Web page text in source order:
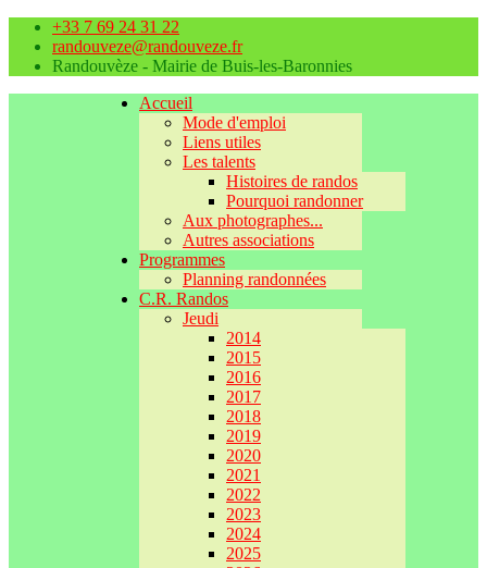
+33 7 69 24 31 22
randouveze@randouveze.fr
Randouvèze - Mairie de Buis-les-Baronnies
Accueil
Mode d'emploi
Liens utiles
Les talents
Histoires de randos
Pourquoi randonner
Aux photographes...
Autres associations
Programmes
Planning randonnées
C.R. Randos
Jeudi
2014
2015
2016
2017
2018
2019
2020
2021
2022
2023
2024
2025